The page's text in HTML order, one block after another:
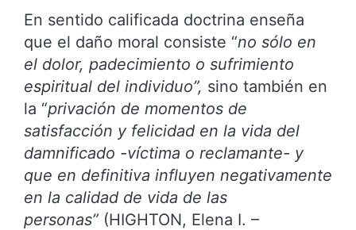
En sentido calificada doctrina enseña
que el daño moral consiste “no sólo en
el dolor, padecimiento o sufrimiento
espiritual del individuo”, sino también en
la “privación de momentos de
satisfacción y felicidad en la vida del
damnificado -víctima o reclamante- y
que en definitiva influyen negativamente
en la calidad de vida de las
personas” (HIGHTON, Elena I. –